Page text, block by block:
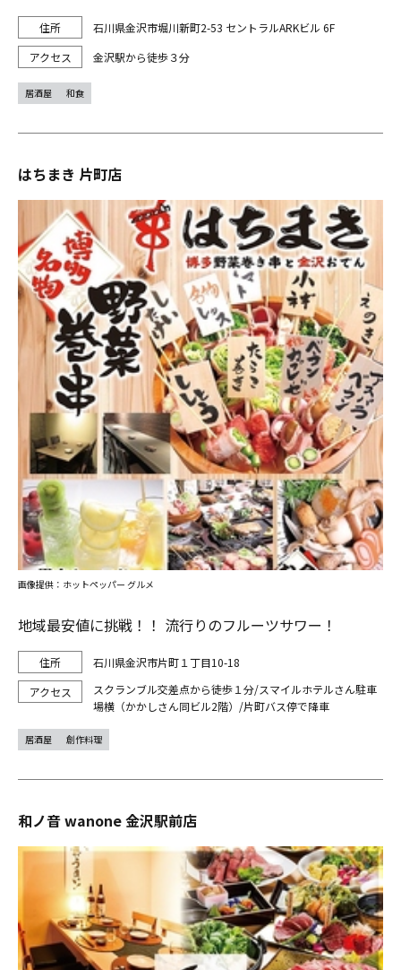
石川県金沢市堀川新町2-53 セントラルARKビル 6F
金沢駅から徒歩３分
居酒屋 和食
はちまき 片町店
地域最安値に挑戦！！ 流行りのフルーツサワー！
石川県金沢市片町１丁目10-18
スクランブル交差点から徒歩１分/スマイルホテルさん駐車
場横（かかしさん同ビル2階）/片町バス停で降車
画像提供：ホットペッパー グルメ
居酒屋 創作料理
和ノ音 wanone 金沢駅前店